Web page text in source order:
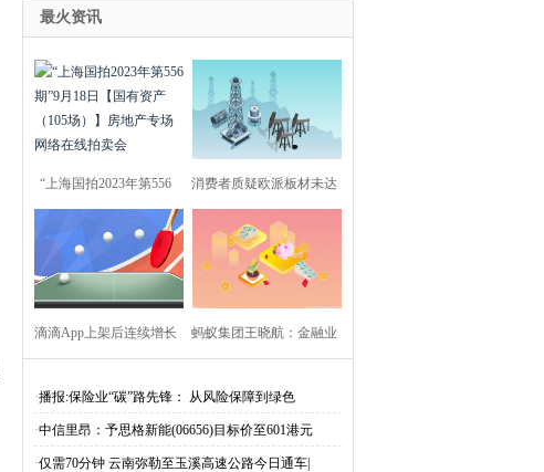
最火资讯
“上海国拍2023年第556
期”9月18日【国有
消费者质疑欧派板材未达
承诺等级；最新69
滴滴App上架后连续增长 蚂蚁集团王晓航：金融业
·播报:保险业“碳”路先锋： 从风险保障到绿色
·中信里昂：予思格新能(06656)目标价至601港元
·仅需70分钟 云南弥勒至玉溪高速公路今日通车|